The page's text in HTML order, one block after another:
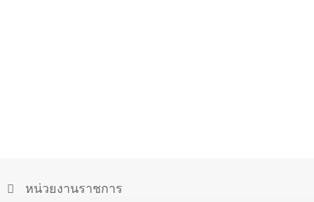
หน่วยงานราชการ